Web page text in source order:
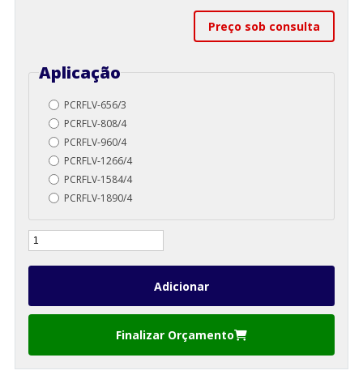
Preço sob consulta
Aplicação
PCRFLV-656/3
PCRFLV-808/4
PCRFLV-960/4
PCRFLV-1266/4
PCRFLV-1584/4
PCRFLV-1890/4
Finalizar Orçamento